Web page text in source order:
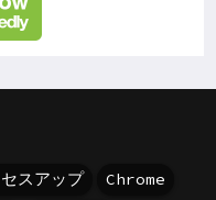
スアップ
Chrome